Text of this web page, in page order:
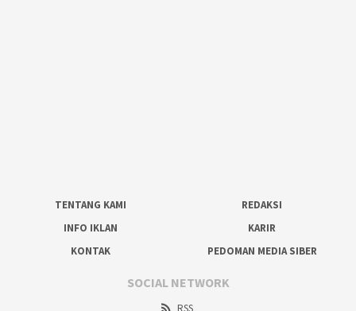
TENTANG KAMI
REDAKSI
INFO IKLAN
KARIR
KONTAK
PEDOMAN MEDIA SIBER
SOCIAL NETWORK